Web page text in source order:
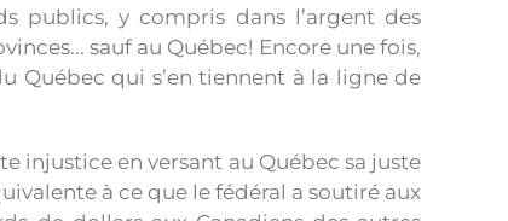
publics, y compris dans l’argent des
sauf au Québec! Encore une fois,
Québec qui s’en tiennent à la ligne de
injustice en versant au Québec sa juste
à ce que le fédéral a soutiré aux